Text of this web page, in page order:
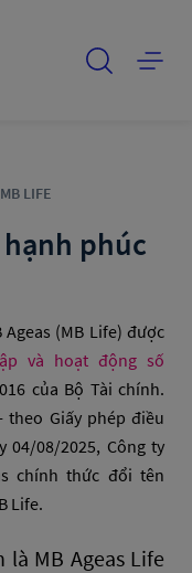
LIFE
phúc
(MB Life) được
và hoạt động số
của Bộ Tài chính.
theo Giấy phép điều
04/08/2025, Công ty
chính thức đổi tên
Life.
MB Ageas Life